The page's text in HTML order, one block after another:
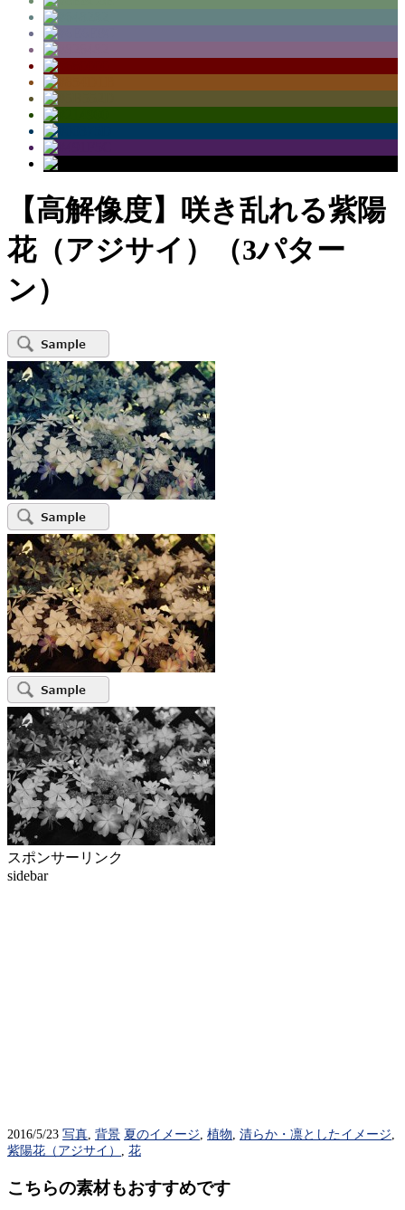
【高解像度】咲き乱れる紫陽
花（アジサイ）（3パター
ン）
スポンサーリンク
sidebar
2016/5/23 写真 背景 夏のイメージ 植物 清らか・凛としたイメージ
紫陽花（アジサイ）
花
こちらの素材もおすすめです